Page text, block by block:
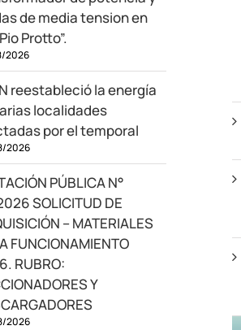
de media tension en
Protto”.
2026
reestableció la energía
localidades
por el temporal
2026
PÚBLICA N°
SOLICITUD DE
– MATERIALES
FUNCIONAMIENTO
RUBRO:
Y
2026